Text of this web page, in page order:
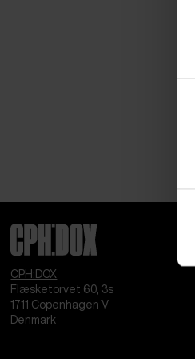
CPH:DOX
Flæsketorvet 60, 3s
1711 Copenhagen V
Denmark